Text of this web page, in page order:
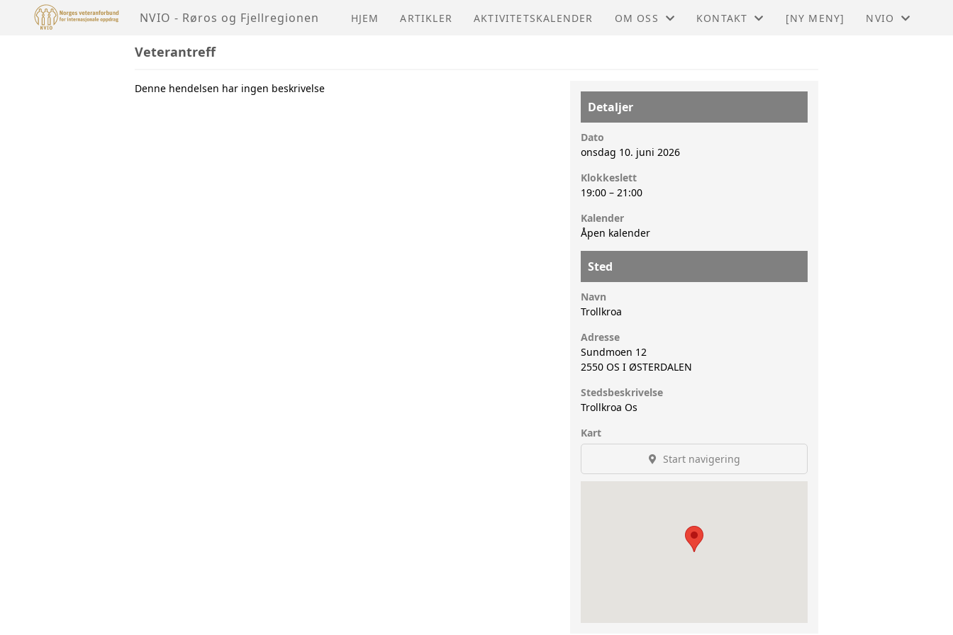
NVIO - Røros og Fjellregionen HJEM ARTIKLER AKTIVITETSKALENDER OM OSS KONTAKT
STYRET
[NY MENY] NVIO
Veterantreff
Denne hendelsen har ingen beskrivelse
Detaljer
Dato
onsdag 10. juni 2026
Klokkeslett
19:00 – 21:00
Kalender
Åpen kalender
Sted
Navn
Trollkroa
Adresse
Sundmoen 12
2550 OS I ØSTERDALEN
Stedsbeskrivelse
Trollkroa Os
Kart
Start navigering